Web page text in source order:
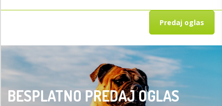
Predaj oglas
BESPLATNO PREDAJ OGLAS